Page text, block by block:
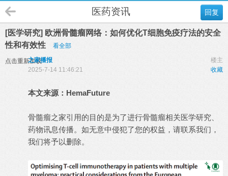
回复
医药资讯
[医学研究] 欧洲骨髓瘤网络：如何优化T细胞免疫疗法的安全
性和有效性
看全部
点击重新加载 楼主
之家播报
收藏
2025-7-14 11:46:21
本文来源： HemaFuture
骨髓瘤之家引用的目的是为了进行骨髓瘤相关医学研究、
药物讯息传播。如无意中侵犯了您的权益，请联系我们，
我们将予以删除。